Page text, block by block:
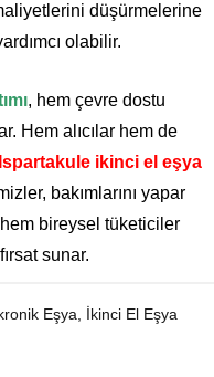
düşürmelerine
olabilir.
, hem çevre dostu
Hem alıcılar hem de
Ispartakule ikinci el eşya
bakımlarını yapar
bireysel tüketiciler
sunar.
Eşya, İkinci El Eşya